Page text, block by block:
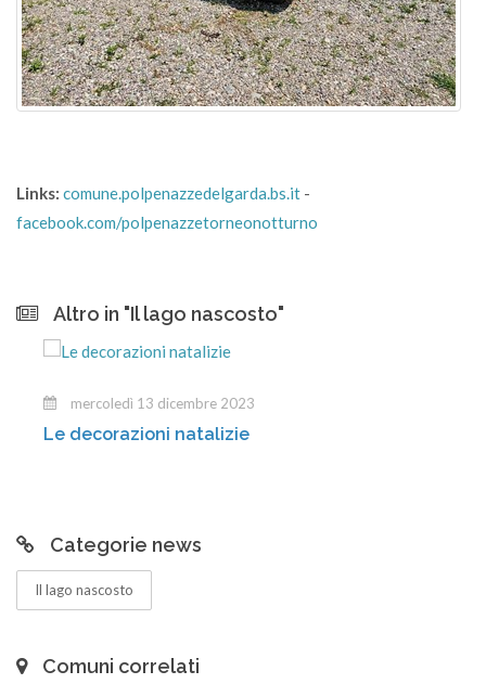
Links: comune.polpenazzedelgarda.bs.it -
facebook.com/polpenazzetorneonotturno
Altro in "Il lago nascosto"
mercoledì 13 dicembre 2023
Le decorazioni natalizie
Categorie news
Il lago nascosto
Comuni correlati